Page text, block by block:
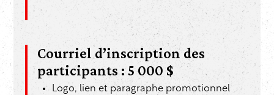
Courriel d’inscription des
participants : 5 000 $
Logo, lien et paragraphe promotionnel